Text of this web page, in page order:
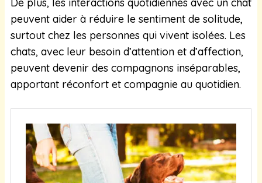
peuvent aider à réduire le sentiment de solitude,
surtout chez les personnes qui vivent isolées. Les
chats, avec leur besoin d’attention et d’affection,
peuvent devenir des compagnons inséparables,
apportant réconfort et compagnie au quotidien.